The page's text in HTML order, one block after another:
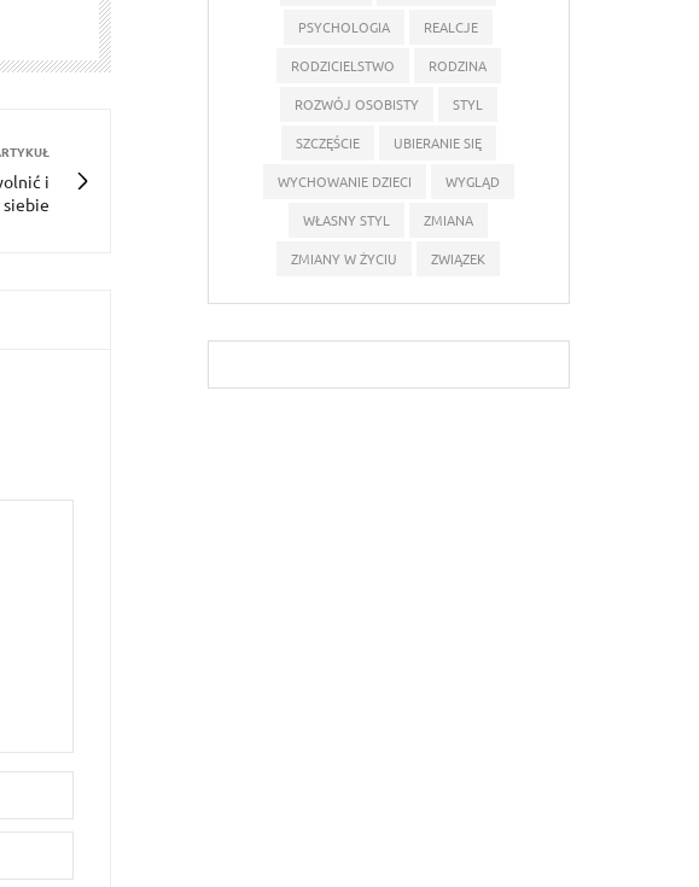
i
PSYCHOLOGIA
REALCJE
RODZICIELSTWO
RODZINA
ROZWÓJ OSOBISTY
STYL
SZCZĘŚCIE
UBIERANIE SIĘ
WYCHOWANIE DZIECI
WYGLĄD
WŁASNY STYL
ZMIANA
ZMIANY W ŻYCIU
ZWIĄZEK